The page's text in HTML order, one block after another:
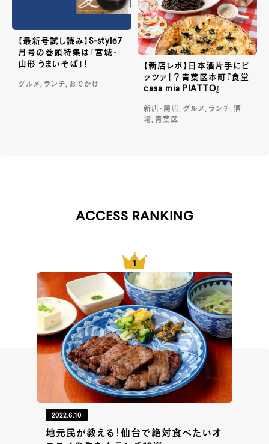
【最新号試し読み】S-style7
月号の巻頭特集は「宮城・
山形 うまいそば」！
グルメ, ランチ, おでかけ
【新店レポ】日本酒片手にピ
ッツァ！？青葉区本町『食堂
casa mia PIATTO』
新店・開店, グルメ, ランチ, 酒
場, 青葉区
ACCESS RANKING
2022.6.10
地元民が教える！仙台で絶対食べたいオ